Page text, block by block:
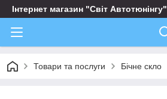
Інтернет магазин "Світ Автотюнінгу"
Товари та послуги Бічне скло